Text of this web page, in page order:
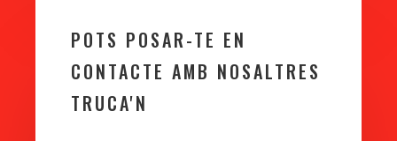
POTS POSAR-TE EN
CONTACTE AMB NOSALTRES
TRUCA'N